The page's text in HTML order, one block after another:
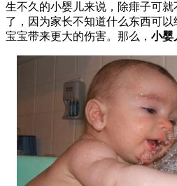
生不久的小婴儿来说，除痱子可
了，因为家长不知道什么东西可
宝宝带来更大的伤害。那么， 小婴